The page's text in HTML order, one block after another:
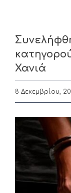
Χανιά
8 Δεκεμβρίου,
View
Larger